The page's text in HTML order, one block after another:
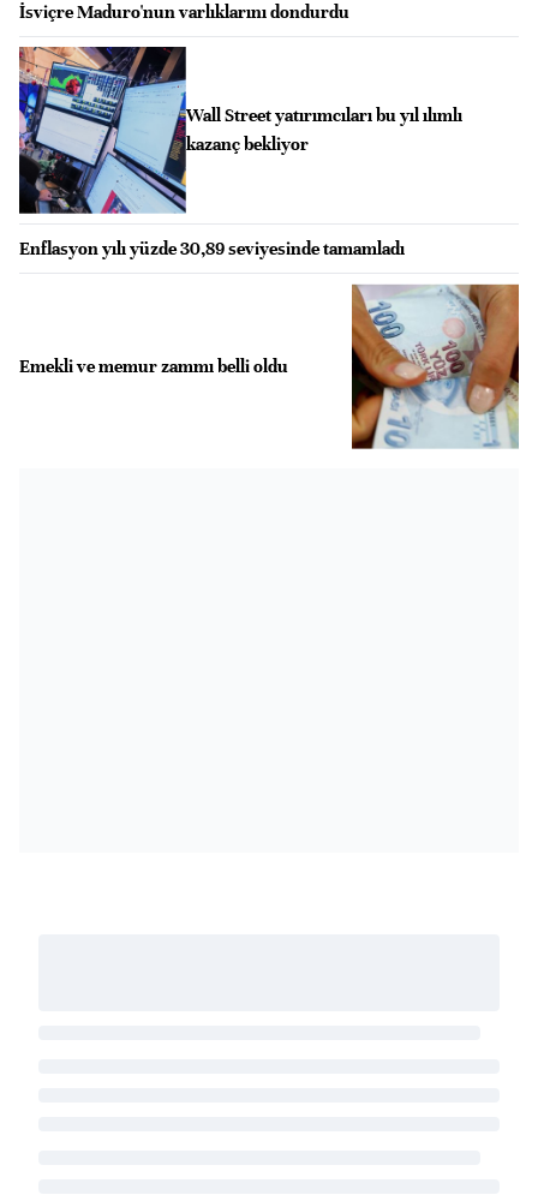
İsviçre Maduro'nun varlıklarını dondurdu
Wall Street yatırımcıları bu yıl ılımlı
kazanç bekliyor
Enflasyon yılı yüzde 30,89 seviyesinde tamamladı
Emekli ve memur zammı belli oldu